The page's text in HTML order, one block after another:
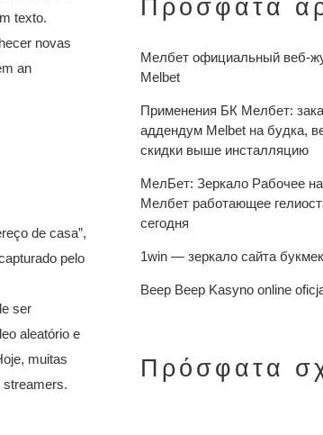
texto.
novas
an
de casa”,
pelo
ser
aleatório e
muitas
streamers.
Πρόσφατα
Мелбет официальный веб-
Melbet
Применения БК Мелбет:
аддендум Melbet на будка,
скидки выше инсталляцию
МелБет: Зеркало Рабочее
Мелбет работающее
сегодня
1win — зеркало сайта
Beep Beep Kasyno online
Πρόσφατα